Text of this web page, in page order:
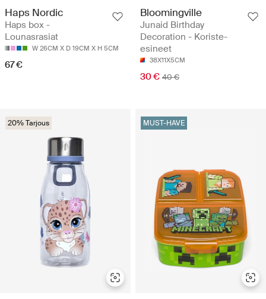
Haps Nordic
Haps box -
Lounasrasiat
W 26CM X D 19CM X H 5CM
67 €
Bloomingville
Junaid Birthday
Decoration - Koriste-
esineet
38X11X5CM
30 € 40 €
20% Tarjous MUST-HAVE